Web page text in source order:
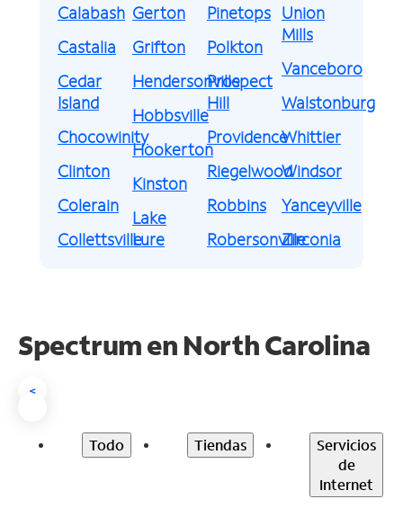
Calabash
Castalia
Cedar
Island
Chocowinity
Clinton
Colerain
Collettsville
Gerton
Grifton
Hendersonville
Hobbsville
Hookerton
Kinston
Lake
Lure
Pinetops
Polkton
Prospect
Hill
Providence
Riegelwood
Robbins
Robersonville
Union
Mills
Vanceboro
Walstonburg
Whittier
Windsor
Yanceyville
Zirconia
Spectrum en North Carolina
<
Todo Tiendas
Servicios
de
Internet